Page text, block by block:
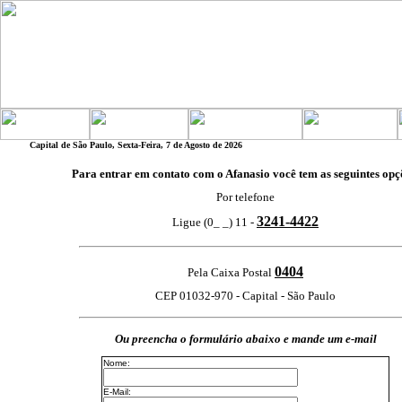
Capital de São Paulo, Sexta-Feira, 7 de Agosto de 2026
Para entrar em contato com o Afanasio você tem as seguintes
Por telefone
Ligue (0_ _) 11 - 3241-4422
Pela Caixa Postal 0404
CEP 01032-970 - Capital - São Paulo
Ou preencha o formulário abaixo e mande um e-mail
Nome:
E-Mail: